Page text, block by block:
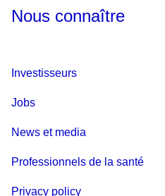
Nous connaître
Investisseurs
Jobs
News et media
Professionnels de la santé
Privacy policy